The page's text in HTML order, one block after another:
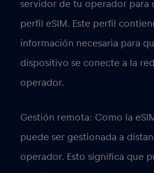
servidor de tu operador para
perfil eSIM. Este perfil
información necesaria para
dispositivo se conecte a la
operador.
Gestión remota: Como la
puede ser gestionada a
operador. Esto significa que